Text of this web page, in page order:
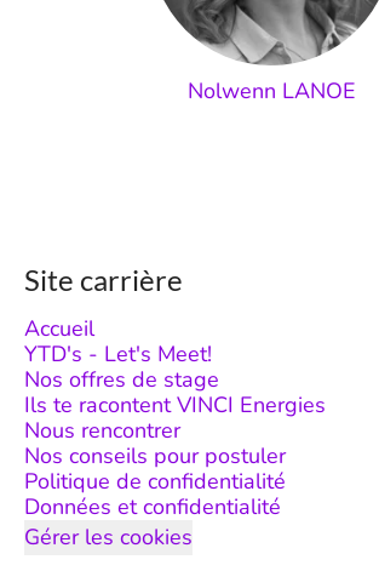
Nolwenn LANOE
Site carrière
Accueil
YTD's - Let's Meet!
Nos offres de stage
Ils te racontent VINCI Energies
Nous rencontrer
Nos conseils pour postuler
Politique de confidentialité
Données et confidentialité
Gérer les cookies